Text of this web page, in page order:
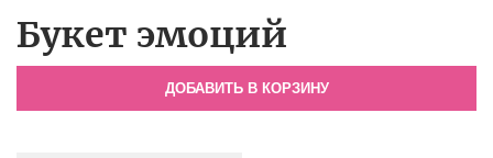
Букет эмоций
ДОБАВИТЬ В КОРЗИНУ